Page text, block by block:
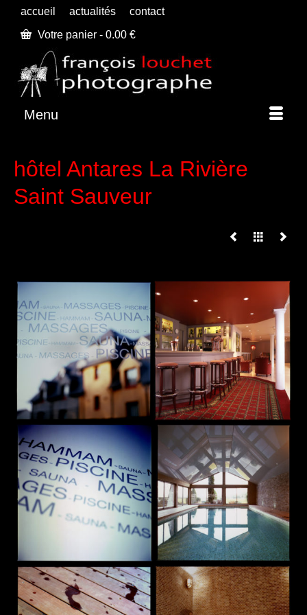
accueil actualités
contact
Votre panier - 0.00 €
Menu
hôtel Antares La Rivière
Saint Sauveur